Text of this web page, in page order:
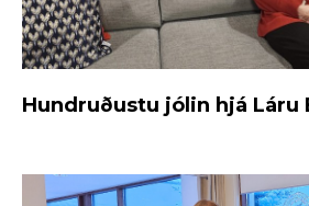
Hundruðustu jólin hjá Láru